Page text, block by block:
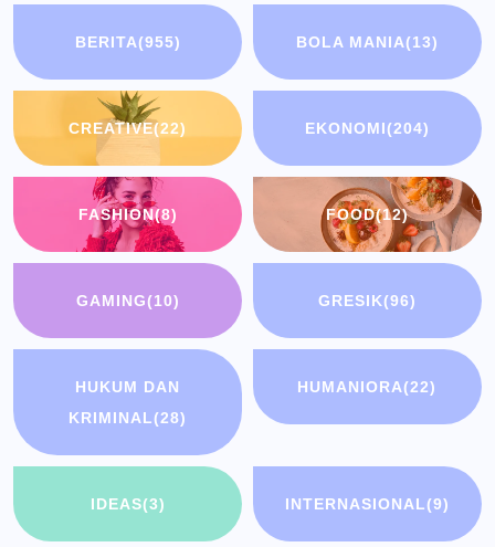
BERITA(955) BOLA MANIA(13)
CREATIVE(22) EKONOMI(204)
FASHION(8) FOOD(12)
GAMING(10) GRESIK(96)
HUKUM DAN
KRIMINAL(28)
HUMANIORA(22)
IDEAS(3) INTERNASIONAL(9)